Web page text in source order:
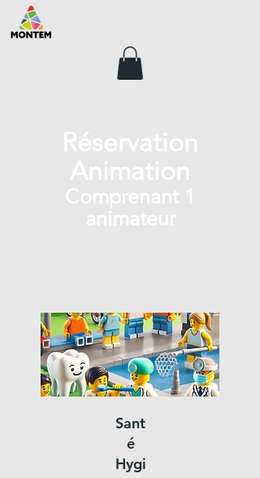
Réservation
Animation
Comprenant 1
animateur
Sant
é
Hygi